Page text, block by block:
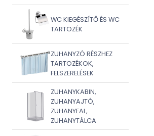
WC KIEGÉSZÍTŐ ÉS WC
TARTOZÉK
ZUHANYZÓ RÉSZHEZ
TARTOZÉKOK,
FELSZERELÉSEK
ZUHANYKABIN,
ZUHANYAJTÓ,
ZUHANYFAL,
ZUHANYTÁLCA